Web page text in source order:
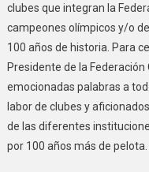
clubes que integran la
campeones olímpicos y/o
100 años de historia. Para
Presidente de la
emocionadas palabras a
labor de clubes y
de las diferentes
por 100 años más de pelota.